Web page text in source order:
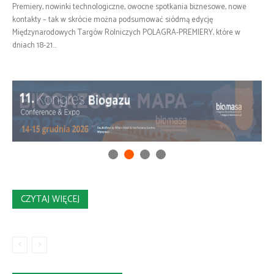
Premiery, nowinki technologiczne, owocne spotkania biznesowe, nowe
kontakty – tak w skrócie można podsumować siódmą edycję
Międzynarodowych Targów Rolniczych POLAGRA-PREMIERY, które w
dniach 18-21...
CZYTAJ WIĘCEJ